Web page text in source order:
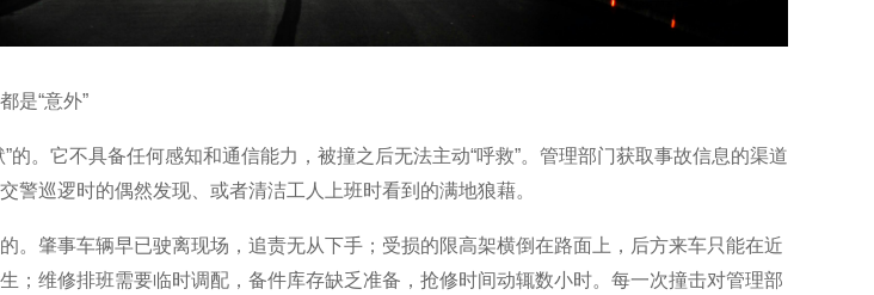
是“意外”
的。它不具备任何感知和通信能力，被撞之后无法主动“呼救”。管理部门获取事故信息的渠道
警巡逻时的偶然发现、或者清洁工人上班时看到的满地狼藉。
。肇事车辆早已驶离现场，追责无从下手；受损的限高架横倒在路面上，后方来车只能在近
；维修排班需要临时调配，备件库存缺乏准备，抢修时间动辄数小时。每一次撞击对管理部